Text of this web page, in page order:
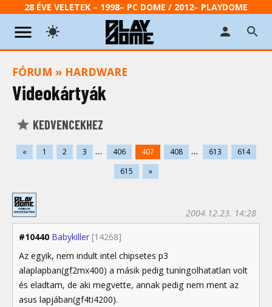
28 ÉVE VELETEK – 1998– PC DOME / 2012– PLAYDOME
FÓRUM » HARDWARE
Videokártyák
KEDVENCEKHEZ
« 1 2 3 ... 406 407 408 ... 613
614
615
»
#10440 Babykiller [14268]
2004.12.23. 14:28
Az egyik, nem indult intel chipsetes p3
alaplapban(gf2mx400) a másik pedig tuningolhatatlan volt
és eladtam, de aki megvette, annak pedig nem ment az
asus lapjában(gf4ti4200).